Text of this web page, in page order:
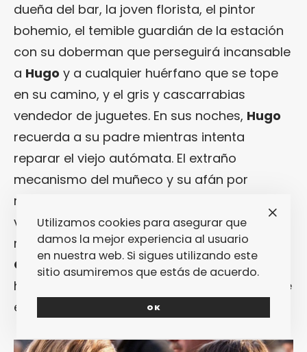
dueña del bar, la joven florista, el pintor
bohemio, el temible guardián de la estación
con su doberman que perseguirá incansable
a Hugo y a cualquier huérfano que se tope
en su camino, y el gris y cascarrabias
vendedor de juguetes. En sus noches, Hugo
recuerda a su padre mientras intenta
reparar el viejo autómata. El extraño
mecanismo del muñeco y su afán por
repararlo le llevará a robar piezas del viejo
vendedor de juguetes y a establecer una
relación de amistad conIsabelle(Chloë
Grace Moretz), su simpática y resabiada
hija, que le ayudará a resolver el misterio que
esconde el autómata.
Utilizamos cookies para asegurar que
damos la mejor experiencia al usuario
en nuestra web. Si sigues utilizando este
sitio asumiremos que estás de acuerdo.
OK